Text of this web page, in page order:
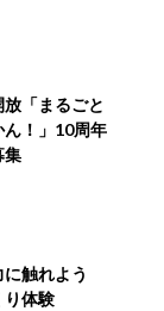
「まるごと
！」10周年
集
に触れよう
り体験